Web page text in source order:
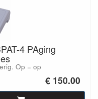
4 PAging
Op = op
€ 150.00